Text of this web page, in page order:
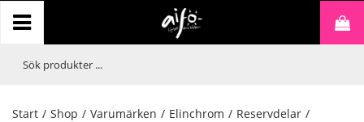
Start / Shop / Varumärken / Elinchrom / Reservdelar /